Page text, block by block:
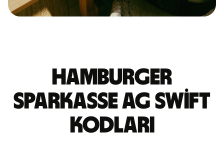
HAMBURGER
SPARKASSE AG Swift
kodları